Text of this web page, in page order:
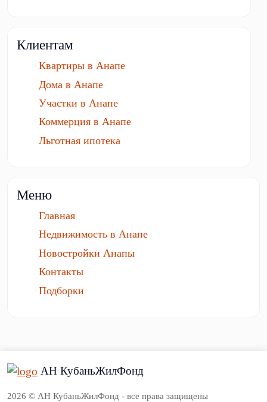
Клиентам
Квартиры в Анапе
Дома в Анапе
Участки в Анапе
Коммерция в Анапе
Льготная ипотека
Меню
Главная
Недвижимость в Анапе
Новостройки Анапы
Контакты
Подборки
АН КубаньЖилФонд
2026 © АН КубаньЖилФонд - все права защищены